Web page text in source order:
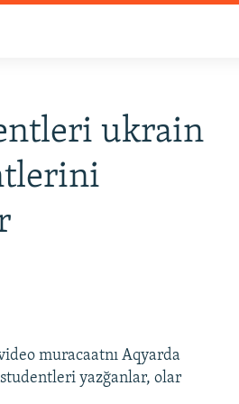
ukrain
muracaatnı Aqyarda
yazğanlar, olar